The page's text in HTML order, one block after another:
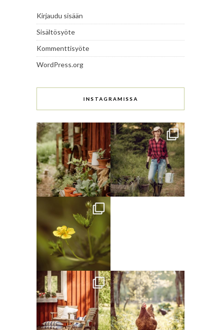
Kirjaudu sisään
Sisältösyöte
Kommenttisyöte
WordPress.org
INSTAGRAMISSA